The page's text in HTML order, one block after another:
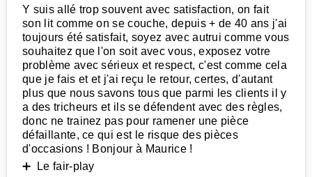
Y suis allé trop souvent avec satisfaction, on fait
son lit comme on se couche, depuis + de 40 ans j'ai
toujours été satisfait, soyez avec autrui comme vous
souhaitez que l'on soit avec vous, exposez votre
problème avec sérieux et respect, c'est comme cela
que je fais et et j'ai reçu le retour, certes, d'autant
plus que nous savons tous que parmi les clients il y
a des tricheurs et ils se défendent avec des règles,
donc ne trainez pas pour ramener une pièce
défaillante, ce qui est le risque des pièces
d'occasions ! Bonjour à Maurice !
➕ Le fair-play